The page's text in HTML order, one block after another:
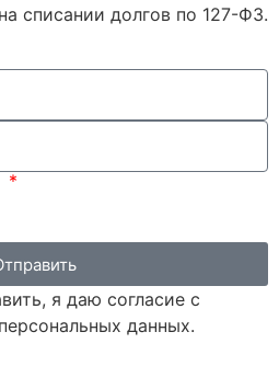
списании долгов по 127-ФЗ.
я даю согласие с
данных.